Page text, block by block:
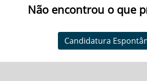
Não encontrou o que
Candidatura